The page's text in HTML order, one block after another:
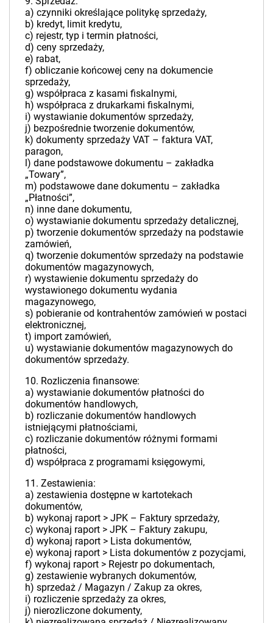
a) czynniki określające politykę sprzedaży,
b) kredyt, limit kredytu,
c) rejestr, typ i termin płatności,
d) ceny sprzedaży,
e) rabat,
f) obliczanie końcowej ceny na dokumencie
sprzedaży,
g) współpraca z kasami fiskalnymi,
h) współpraca z drukarkami fiskalnymi,
i) wystawianie dokumentów sprzedaży,
j) bezpośrednie tworzenie dokumentów,
k) dokumenty sprzedaży VAT – faktura VAT,
paragon,
l) dane podstawowe dokumentu – zakładka
„Towary”,
m) podstawowe dane dokumentu – zakładka
„Płatności”,
n) inne dane dokumentu,
o) wystawianie dokumentu sprzedaży detalicznej,
p) tworzenie dokumentów sprzedaży na podstawie
zamówień,
q) tworzenie dokumentów sprzedaży na podstawie
dokumentów magazynowych,
r) wystawienie dokumentu sprzedaży do
wystawionego dokumentu wydania
magazynowego,
s) pobieranie od kontrahentów zamówień w postaci
elektronicznej,
t) import zamówień,
u) wystawianie dokumentów magazynowych do
dokumentów sprzedaży.
10. Rozliczenia finansowe:
a) wystawianie dokumentów płatności do
dokumentów handlowych,
b) rozliczanie dokumentów handlowych
istniejącymi płatnościami,
c) rozliczanie dokumentów różnymi formami
płatności,
d) współpraca z programami księgowymi,
11. Zestawienia:
a) zestawienia dostępne w kartotekach
dokumentów,
b) wykonaj raport > JPK – Faktury sprzedaży,
c) wykonaj raport > JPK – Faktury zakupu,
d) wykonaj raport > Lista dokumentów,
e) wykonaj raport > Lista dokumentów z pozycjami,
f) wykonaj raport > Rejestr po dokumentach,
g) zestawienie wybranych dokumentów,
h) sprzedaż / Magazyn / Zakup za okres,
i) rozliczenie sprzedaży za okres,
j) nierozliczone dokumenty,